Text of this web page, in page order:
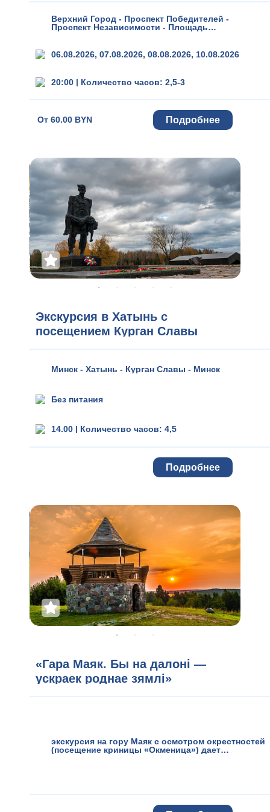
Верхний Город - Проспект Победителей -
Проспект Независимости - Площадь
06.08.2026, 07.08.2026, 08.08.2026, 10.08.2026
20:00 | Количество часов: 2,5-3
От 60.00 BYN Подробнее
Экскурсия в Хатынь с
посещением Курган Славы
Минск - Хатынь - Курган Славы - Минск
Без питания
14.00 | Количество часов: 4,5
Подробнее
«Гара Маяк. Бы на далоні —
ускраек роднае зямлі»
экскурсия на гору Маяк с осмотром окрестностей
(посещение криницы «Окменица») дает
«Боханок»), интересный рассказ о разнообразии